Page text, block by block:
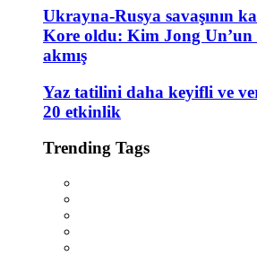
Ukrayna-Rusya savaşının
Kore oldu: Kim Jong Un’un
akmış
Yaz tatilini daha keyifli ve
20 etkinlik
Trending Tags